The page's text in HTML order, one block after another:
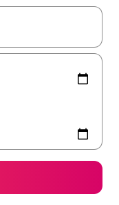
les flèches vers le